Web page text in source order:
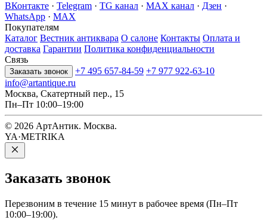
ВКонтакте · Telegram · TG канал · MAX канал · Дзен ·
WhatsApp · MAX
Покупателям
Каталог Вестник антиквара О салоне Контакты Оплата и
доставка Гарантии Политика конфиденциальности
Связь
Заказать звонок +7 495 657-84-59 +7 977 922-63-10
info@artantique.ru
Москва, Скатертный пер., 15
Пн–Пт 10:00–19:00
© 2026 АртАнтик. Москва.
YA·METRIKA
Заказать звонок
Перезвоним в течение 15 минут в рабочее время (Пн–Пт
10:00–19:00).